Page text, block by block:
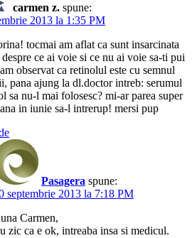
carmen z. spune:
2013 la 1:35 PM
tocmai am aflat ca sunt insarcinata
ce ai voie si ce nu ai voie sa-ti pui
observat ca retinolul este cu semnul
pana ajung la dl.doctor intreb: serumul
sa nu-l mai folosesc? mi-ar parea super
in iunie sa-l intrerup! mersi pup
Pasagera spune:
septembrie 2013 la 7:18 PM
Carmen,
zic ca e ok, intreaba insa si medicul.